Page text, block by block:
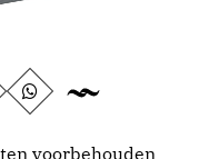
voorbehouden